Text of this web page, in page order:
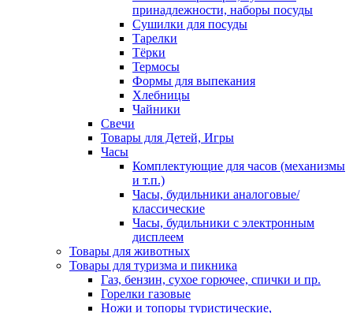
принадлежности, наборы посуды
Сушилки для посуды
Тарелки
Тёрки
Термосы
Формы для выпекания
Хлебницы
Чайники
Свечи
Товары для Детей, Игры
Часы
Комплектующие для часов (механизмы
и т.п.)
Часы, будильники аналоговые/
классические
Часы, будильники с электронным
дисплеем
Товары для животных
Товары для туризма и пикника
Газ, бензин, сухое горючее, спички и пр.
Горелки газовые
Ножи и топоры туристические,